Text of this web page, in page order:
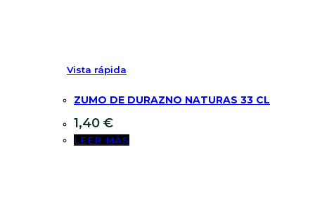
Vista rápida
ZUMO DE DURAZNO NATURAS 33 CL
1,40 €
LEER MÁS